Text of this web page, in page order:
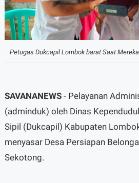
Petugas Dukcapil Lombok barat Saat
SAVANANEWS- Pelayanan
(adminduk) oleh Dinas
Sipil (Dukcapil) Kabupaten
menyasar Desa Persiapan
Sekotong.